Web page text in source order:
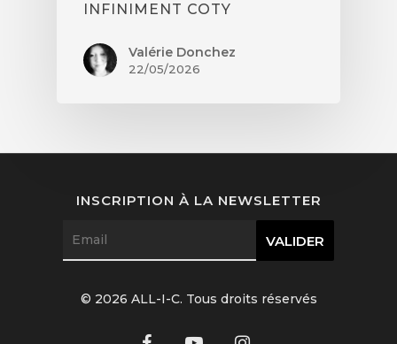
INFINIMENT COTY
Valérie Donchez
22/05/2026
INSCRIPTION À LA NEWSLETTER
© 2026 ALL-I-C. Tous droits réservés